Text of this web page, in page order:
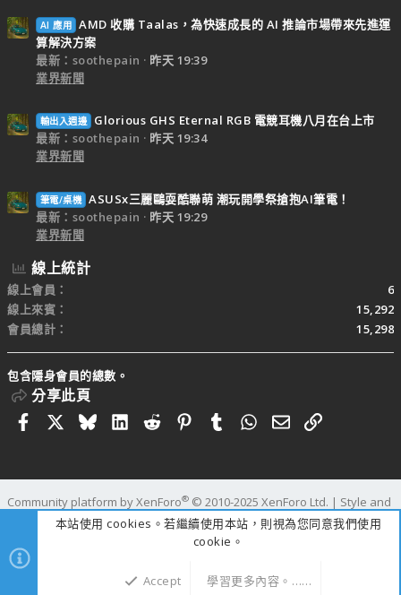
AI 應用 AMD 收購 Taalas，為快速成長的 AI 推論市場帶來先進運
算解決方案
最新：soothepain
昨天 19:39
業界新聞
輸出入週邊
Glorious GHS Eternal RGB 電競耳機八月在台上市
最新：soothepain
昨天 19:34
業界新聞
筆電/桌機 ASUSx三麗鷗耍酷聯萌 潮玩開學祭搶抱AI筆電！
最新：soothepain
昨天 19:29
業界新聞
線上統計
線上會員
6
線上來賓
15,292
會員總計
15,298
包含隱身會員的總數。
分享此頁
FacebookBlueskyLinkedIn
RedditPinterestTumblrWhatsApp
電子郵件
連結
Community platform by XenForo® © 2010-2025 XenForo Ltd. | Style and
add-ons by ThemeHouse
時間 0.3282s
本站使用 cookies。若繼續使用本站，則視為您同意我們使用
cookie。
Accept 學習更多內容。……